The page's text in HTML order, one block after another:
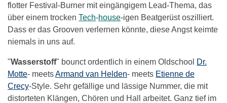
flotter Festival-Burner mit eingängigem Lead-Thema, das
über einem trocken Tech-house-igen Beatgerüst oszilliert.
Dass er das Grooven verlernen könnte, diese Angst keimte
niemals in uns auf.
"Wasserstoff" bounct ordentlich in einem Oldschool Dr.
Motte- meetsArmand van Helden- meets Etienne de
Crecy-Style. Sehr gefällige und lässige Nummer, die mit
distorteten Klängen, Chören und Hall arbeitet. Ganz tief im